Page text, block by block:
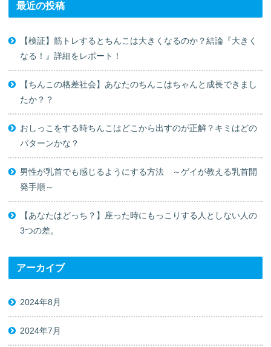
最近の投稿
【検証】筋トレするとちんこは大きくなるのか？結論『大きく
なる！』詳細をレポート！
【ちんこの格差社会】あなたのちんこはちゃんと成長できまし
たか？？
おしっこをする時ちんこはどこから出すのが正解？キミはどの
パターンかな？
男性が乳首でも感じるようにする方法 ～ゲイが教える乳首開
発手順～
【あなたはどっち？】座った時にもっこりする人としない人の
3つの差。
アーカイブ
2024年8月
2024年7月